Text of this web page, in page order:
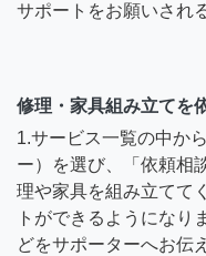
サポートをお願いされ
修理・家具組み立てを
1.サービス一覧の中か
ー）を選び、「依頼相
理や家具を組み立てて
トができるようになり
どをサポーターへお伝